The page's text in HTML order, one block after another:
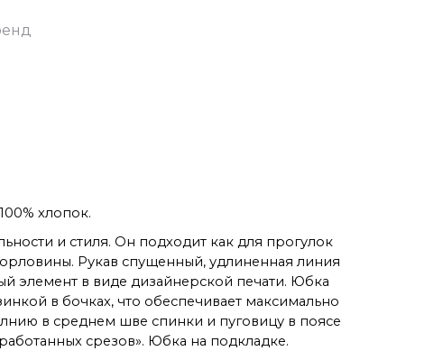
хлопок.
и стиля. Он подходит как для прогулок
Рукав спущенный, удлиненная линия
элемент в виде дизайнерской печати. Юбка
в бочках, что обеспечивает максимально
в среднем шве спинки и пуговицу в поясе
срезов». Юбка на подкладке.